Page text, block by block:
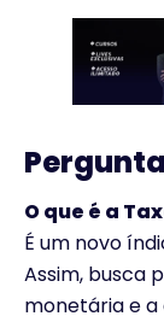
O que é a
É um novo
Assim, busca
monetária e